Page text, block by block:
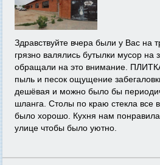
Здравствуйте вчера были у Вас на
грязно валялись бутылки мусор
обращали на это внимание.
пыль и песок ощущение
дешёвая и можно было бы
шланга. Столы по краю стекла все
было хорошо. Кухня нам
улице чтобы было уютно.